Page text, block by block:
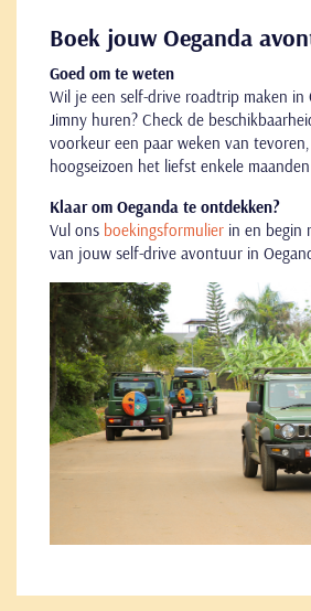
Boek jouw Oeganda
Goed om te weten
Wil je een self-drive roadtrip maken in
Jimny huren? Check de
voorkeur een paar weken van
hoogseizoen het liefst enkele
Klaar om Oeganda te ontdekken?
Vul ons boekingsformulier in en begin
van jouw self-drive avontuur in